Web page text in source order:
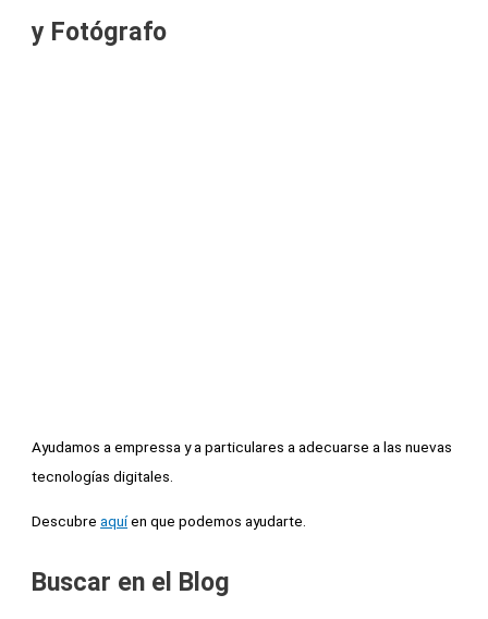
y Fotógrafo
Ayudamos a empressa y a particulares a adecuarse a las nuevas
tecnologías digitales.
Descubreaquíen que podemos ayudarte.
Buscar en el Blog